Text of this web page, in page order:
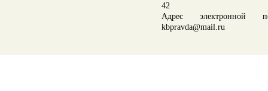
42
Адрес электронной
kbpravda@mail.ru